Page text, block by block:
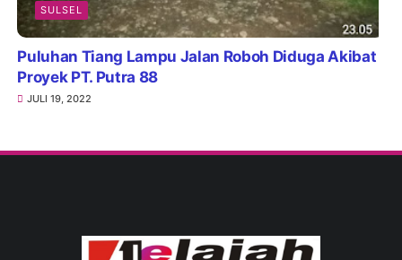
SULSEL
Puluhan Tiang Lampu Jalan Roboh Diduga Akibat
Proyek PT. Putra 88
JULI 19, 2022